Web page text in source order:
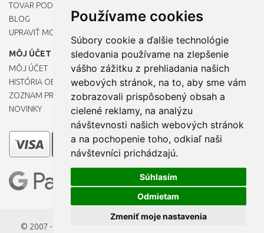
Používame cookies
Súbory cookie a ďalšie technológie
sledovania používame na zlepšenie
vášho zážitku z prehliadania našich
webových stránok, na to, aby sme vám
zobrazovali prispôsobený obsah a
cielené reklamy, na analýzu
návštevnosti našich webových stránok
a na pochopenie toho, odkiaľ naši
návštevníci prichádzajú.
Súhlasím
Odmietam
Zmeniť moje nastavenia
TOVAR PODĽA ZNAČIEK
BLOG
UPRAVIŤ MOJE PREDVOĽBY COOKIES
MÔJ ÚČET
MÔJ ÚČET
HISTÓRIA OBJEDNÁVOK
ZOZNAM PRIANÍ
NOVINKY
© 2007 - 2026